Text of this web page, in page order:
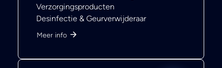
Verzorgingsproducten
Desinfectie & Geurverwijderaar
Meer info